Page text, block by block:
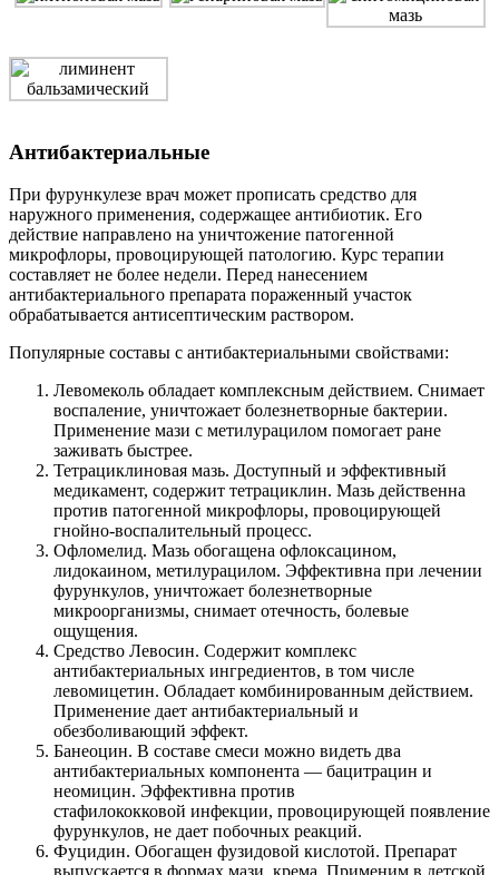
Антибактериальные
При фурункулезе врач может прописать средство для
наружного применения, содержащее антибиотик. Его
действие направлено на уничтожение патогенной
микрофлоры, провоцирующей патологию. Курс терапии
составляет не более недели. Перед нанесением
антибактериального препарата пораженный участок
обрабатывается антисептическим раствором.
Популярные составы с антибактериальными свойствами:
Левомеколь обладает комплексным действием. Снимает
воспаление, уничтожает болезнетворные бактерии.
Применение мази с метилурацилом помогает ране
заживать быстрее.
Тетрациклиновая мазь. Доступный и эффективный
медикамент, содержит тетрациклин. Мазь действенна
против патогенной микрофлоры, провоцирующей
гнойно-воспалительный процесс.
Офломелид. Мазь обогащена офлоксацином,
лидокаином, метилурацилом. Эффективна при лечении
фурункулов, уничтожает болезнетворные
микроорганизмы, снимает отечность, болевые
ощущения.
Средство Левосин. Содержит комплекс
антибактериальных ингредиентов, в том числе
левомицетин. Обладает комбинированным действием.
Применение дает антибактериальный и
обезболивающий эффект.
Банеоцин. В составе смеси можно видеть два
антибактериальных компонента — бацитрацин и
неомицин. Эффективна против
стафилококковой инфекции, провоцирующей появление
фурункулов, не дает побочных реакций.
Фуцидин. Обогащен фузидовой кислотой. Препарат